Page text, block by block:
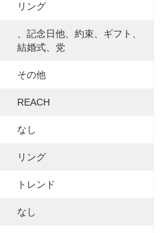
リング
、記念日他、約束、ギフト、
結婚式、党
その他
REACH
なし
リング
トレンド
なし